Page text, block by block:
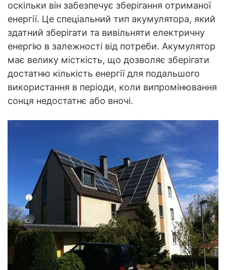
оскільки він забезпечує зберігання отриманої
енергії. Це спеціальний тип акумулятора, який
здатний зберігати та вивільняти електричну
енергію в залежності від потреби. Акумулятор
має велику місткість, що дозволяє зберігати
достатню кількість енергії для подальшого
використання в періоди, коли випромінювання
сонця недостатнє або вночі.